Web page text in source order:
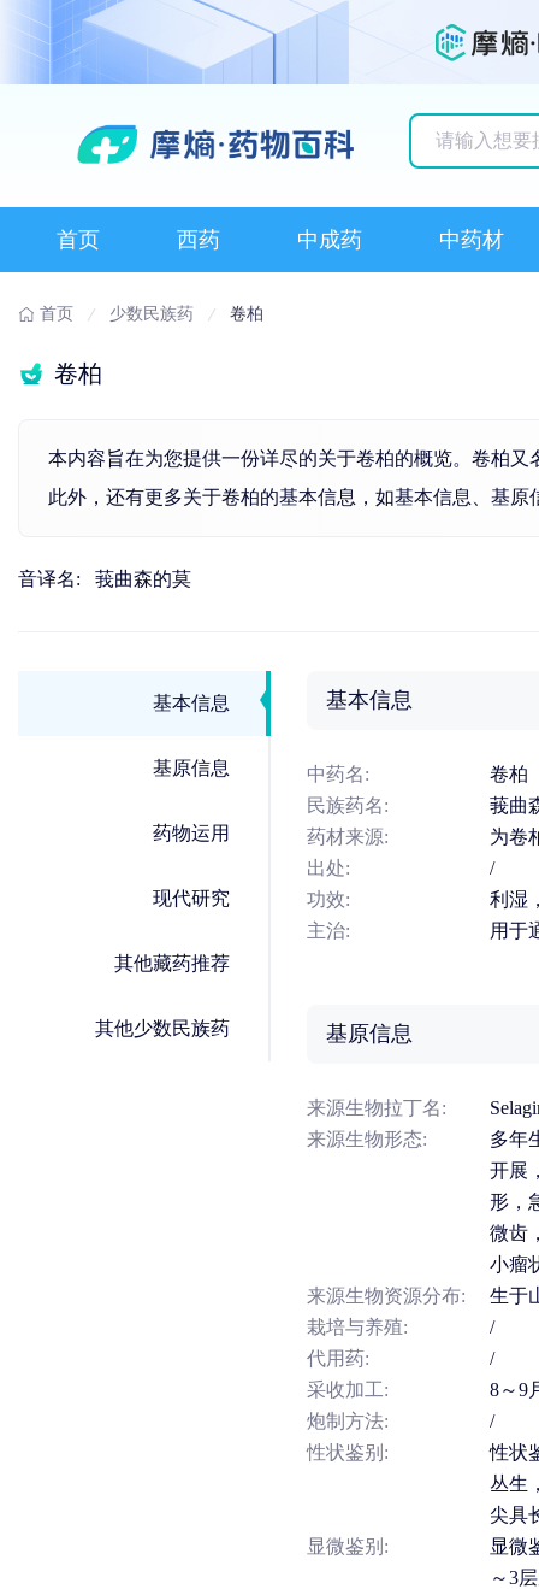
首页 西药 中成药 中药材
首页 少数民族药 卷柏
卷柏
本内容旨在为您提供一份详尽的关于卷柏的概览。卷柏
此外，还有更多关于卷柏的基本信息，如基本信息、基
音译名: 莪曲森的莫
基本信息
基原信息
药物运用
现代研究
其他藏药推荐
其他少数民族药
基本信息
中药名:
卷柏
民族药名:
莪曲
药材来源:
为卷
出处:
/
功效:
利湿
主治:
用于
基原信息
来源生物拉丁名:
来源生物形态:
多年
开展
形，
微齿
小瘤
来源生物资源分布:
生于
栽培与养殖:
/
代用药:
/
采收加工:
8～9
炮制方法:
/
性状鉴别:
性状
丛生
尖具
显微鉴别:
显微
～3